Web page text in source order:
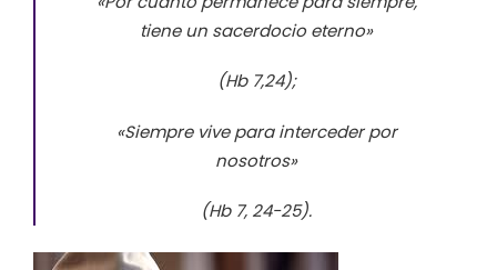
tiene un sacerdocio eterno»
(Hb 7,24);
«Siempre vive para interceder por
nosotros»
(Hb 7, 24-25).